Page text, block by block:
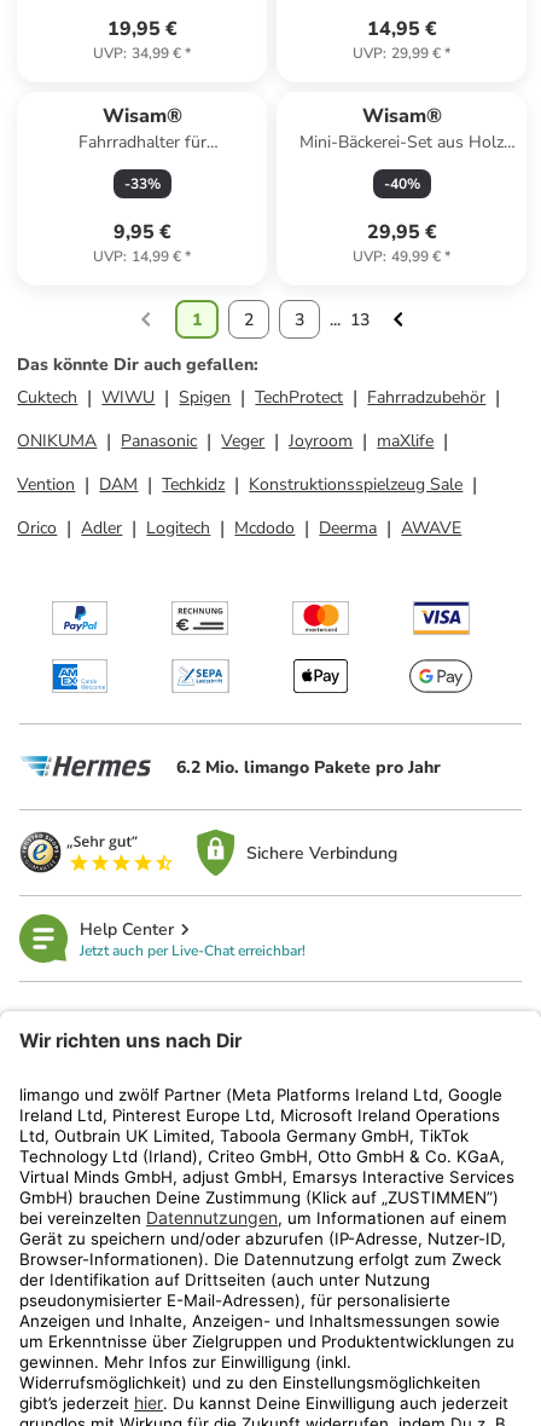
19,95 €
UVP: 34,99 €*
14,95 €
UVP: 29,99 €*
Wisam®
Fahrradhalter für
Wasserflasche FK338
-33%
9,95 €
UVP: 14,99 €*
Wisam®
Mini-Bäckerei-Set aus Holz
mit Klettverschluss, 10-teilig.
-40%
29,95 €
UVP: 49,99 €*
1 2 3 ... 13
Das könnte Dir auch gefallen:
Cuktech
WIWU Spigen TechProtect
Fahrradzubehör
ONIKUMA
Panasonic Veger Joyroom
maXlife
Vention
DAM Techkidz
Konstruktionsspielzeug Sale
Orico
Adler Logitech Mcdodo Deerma AWAVE
6.2 Mio. limango Pakete pro Jahr
Sichere Verbindung
Help Center
Jetzt auch per Live-Chat erreichbar!
Kundenservice
Shop
Aktionen
Travel